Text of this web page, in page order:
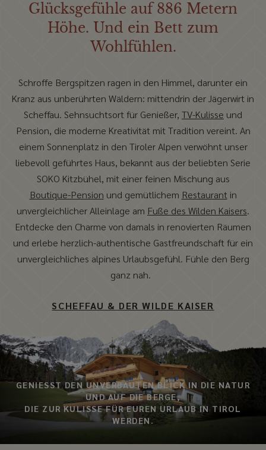
Glücksgefühle auf 886 Metern
Höhe. Und ein Bett zum
Wohlfühlen.
Schroffe Bergspitzen ragen in den Himmel, darunter ein
Kranz aus unberührten Wäldern: mittendrin der Jägerwirt in
Scheffau. Sehnsuchtsort für Genießer, TV-Kulisse und
Pension, die moderne Kreativität mit Tradition vereint. An
einem Sonnenplatz in den Tiroler Alpen verwöhnt unser
liebevoll geführtes Haus, bekannt aus der beliebten Serie
SOKO Kitzbühel, mit einer feinen Mischung aus
Boutique-Pension und gemütlichem Restaurant in
unvergleichlicher Alleinlage am Fuße des Wilden Kaisers.
Entdecke den Charme von damals in renovierten Räumen
und erlebe herzlich-authentische Gastfreundschaft für ein
unvergleichliches alpines Urlaubsgefühl. Fühle den Berg
ganz nah.
SCHEFFAU & DER WILDE KAISER
GENIESST DEN UNVERBAUTEN BLICK IN DIE NATUR U
ND AUF DIE BERGE,
DIE ZUR KULISSE FÜR EUREN URLAUB IN TIROL
WERDEN.